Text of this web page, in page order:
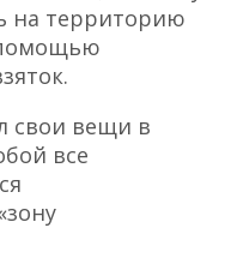
на территорию
помощью
свои вещи в
все